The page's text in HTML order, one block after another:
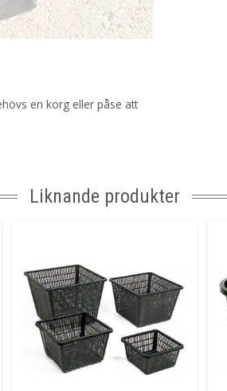
en korg eller påse att
Liknande produkter